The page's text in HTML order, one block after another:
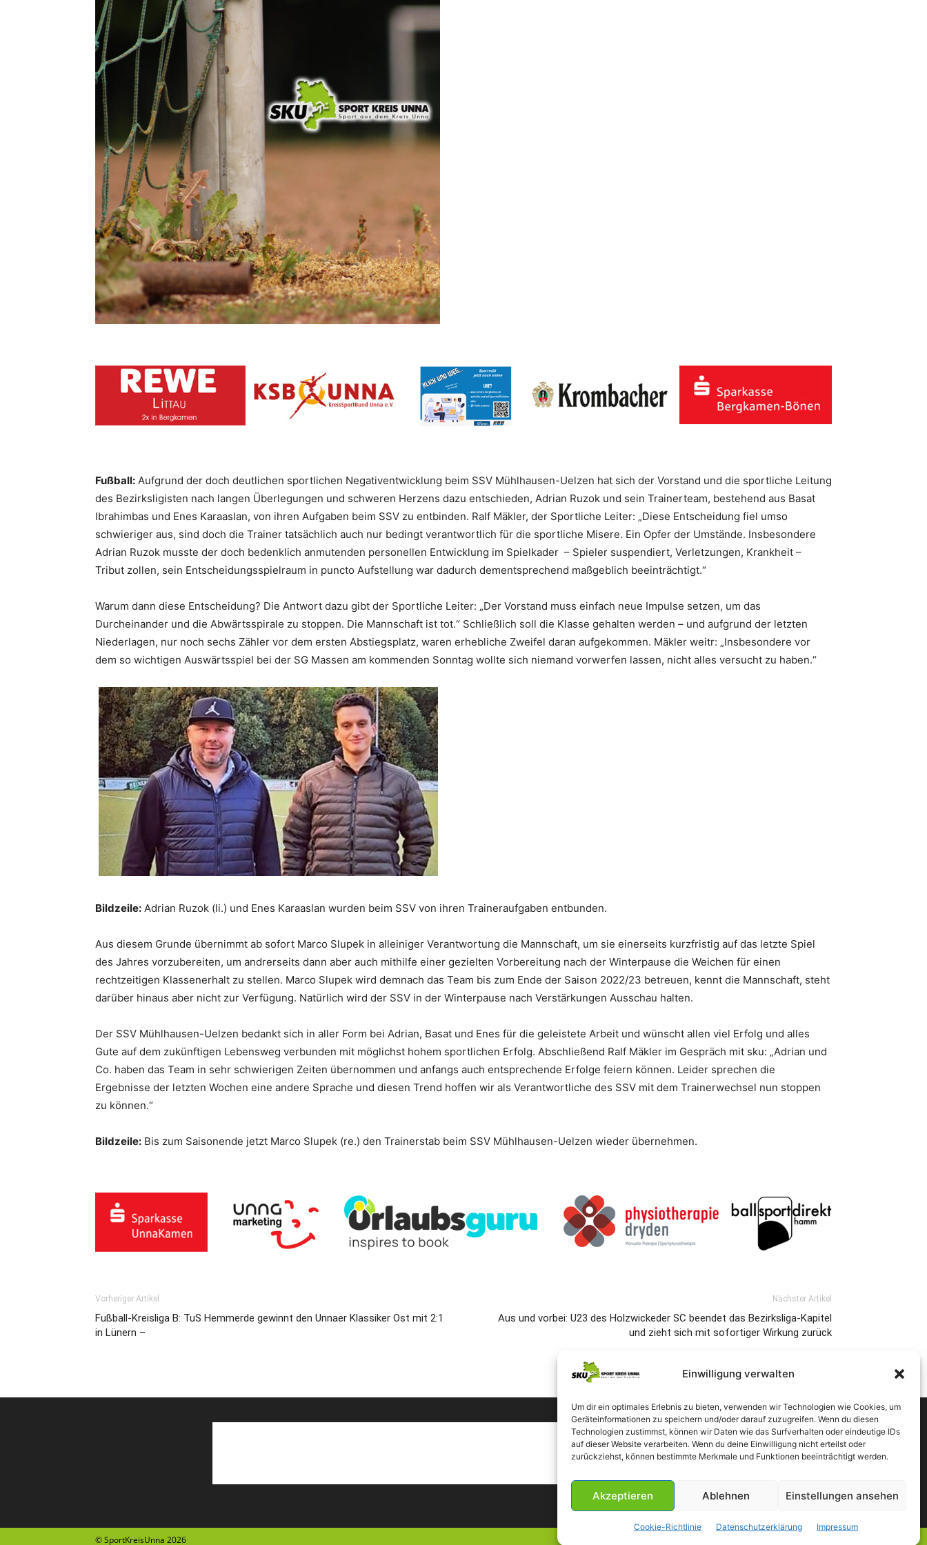
Einwilligung verwalten
Um dir ein optimales Erlebnis zu bieten, verwenden wir Technologien wie Cookies, um
Geräteinformationen zu speichern und/oder darauf zuzugreifen. Wenn du diesen
Technologien zustimmst, können wir Daten wie das Surfverhalten oder eindeutige IDs
auf dieser Website verarbeiten. Wenn du deine Einwilligung nicht erteilst oder
zurückziehst, können bestimmte Merkmale und Funktionen beeinträchtigt werden.
Akzeptieren Ablehnen Einstellungen ansehen
Cookie-Richtlinie Datenschutzerklärung Impressum
Fußball: Aufgrund der doch deutlichen sportlichen Negativentwicklung beim SSV Mühlhausen-Uelzen hat sich der Vorstand und die sportliche Leitung
des Bezirksligisten nach langen Überlegungen und schweren Herzens dazu entschieden, Adrian Ruzok und sein Trainerteam, bestehend aus Basat
Ibrahimbas und Enes Karaaslan, von ihren Aufgaben beim SSV zu entbinden. Ralf Mäkler, der Sportliche Leiter: „Diese Entscheidung fiel umso
schwieriger aus, sind doch die Trainer tatsächlich auch nur bedingt verantwortlich für die sportliche Misere. Ein Opfer der Umstände. Insbesondere
Adrian Ruzok musste der doch bedenklich anmutenden personellen Entwicklung im Spielkader – Spieler suspendiert, Verletzungen, Krankheit –
Tribut zollen, sein Entscheidungsspielraum in puncto Aufstellung war dadurch dementsprechend maßgeblich beeinträchtigt.“
Warum dann diese Entscheidung? Die Antwort dazu gibt der Sportliche Leiter: „Der Vorstand muss einfach neue Impulse setzen, um das
Durcheinander und die Abwärtsspirale zu stoppen. Die Mannschaft ist tot.“ Schließlich soll die Klasse gehalten werden – und aufgrund der letzten
Niederlagen, nur noch sechs Zähler vor dem ersten Abstiegsplatz, waren erhebliche Zweifel daran aufgekommen. Mäkler weitr: „Insbesondere vor
dem so wichtigen Auswärtsspiel bei der SG Massen am kommenden Sonntag wollte sich niemand vorwerfen lassen, nicht alles versucht zu haben.“
Bildzeile: Adrian Ruzok (li.) und Enes Karaaslan wurden beim SSV von ihren Traineraufgaben entbunden.
Aus diesem Grunde übernimmt ab sofort Marco Slupek in alleiniger Verantwortung die Mannschaft, um sie einerseits kurzfristig auf das letzte Spiel
des Jahres vorzubereiten, um andrerseits dann aber auch mithilfe einer gezielten Vorbereitung nach der Winterpause die Weichen für einen
rechtzeitigen Klassenerhalt zu stellen. Marco Slupek wird demnach das Team bis zum Ende der Saison 2022/23 betreuen, kennt die Mannschaft, steht
darüber hinaus aber nicht zur Verfügung. Natürlich wird der SSV in der Winterpause nach Verstärkungen Ausschau halten.
Der SSV Mühlhausen-Uelzen bedankt sich in aller Form bei Adrian, Basat und Enes für die geleistete Arbeit und wünscht allen viel Erfolg und alles
Gute auf dem zukünftigen Lebensweg verbunden mit möglichst hohem sportlichen Erfolg. Abschließend Ralf Mäkler im Gespräch mit sku: „Adrian und
Co. haben das Team in sehr schwierigen Zeiten übernommen und anfangs auch entsprechende Erfolge feiern können. Leider sprechen die
Ergebnisse der letzten Wochen eine andere Sprache und diesen Trend hoffen wir als Verantwortliche des SSV mit dem Trainerwechsel nun stoppen
zu können.“
Bildzeile: Bis zum Saisonende jetzt Marco Slupek (re.) den Trainerstab beim SSV Mühlhausen-Uelzen wieder übernehmen.
Vorheriger Artikel
Fußball-Kreisliga B: TuS Hemmerde gewinnt den Unnaer Klassiker Ost mit 2:1
in Lünern –
Nächster Artikel
Aus und vorbei: U23 des Holzwickeder SC beendet das Bezirksliga-Kapitel
und zieht sich mit sofortiger Wirkung zurück
© SportKreisUnna 2026